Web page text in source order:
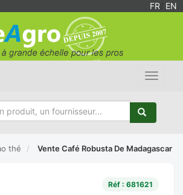
FR EN
Toggle
thé Vente Café Robusta De Madagascar
Réf : 681621